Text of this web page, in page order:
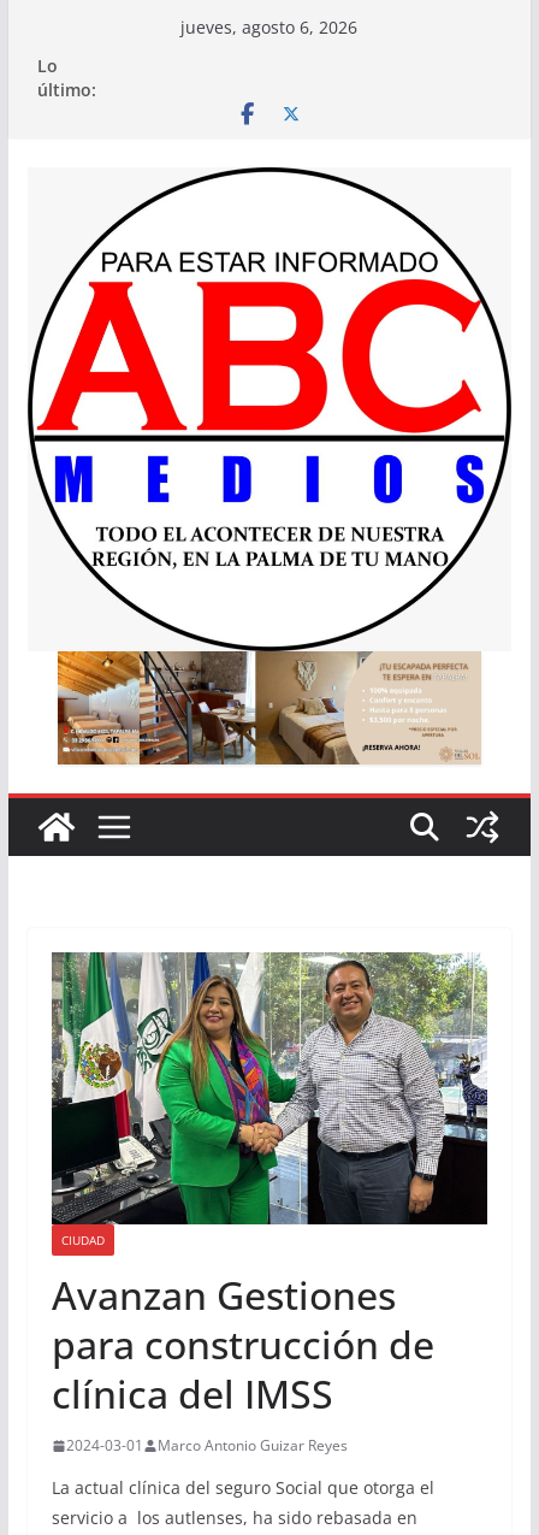
contenido
jueves, agosto 6, 2026
Lo
último:
CIUDAD
Avanzan Gestiones
para construcción de
clínica del IMSS
2024-03-01 Marco Antonio Guizar Reyes
La actual clínica del seguro Social que otorga el
servicio a los autlenses, ha sido rebasada en